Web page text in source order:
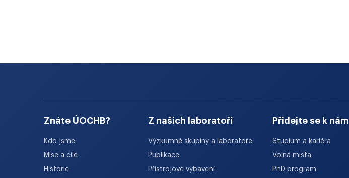
Znáte ÚOCHB?
Kdo jsme
Mise a cíle
Historie
Z našich laboratoří
Výzkumné skupiny a laboratoře
Publikace
Přístrojové vybavení
Přidejte se k nám
Studium a kariéra
Volná místa
PhD program